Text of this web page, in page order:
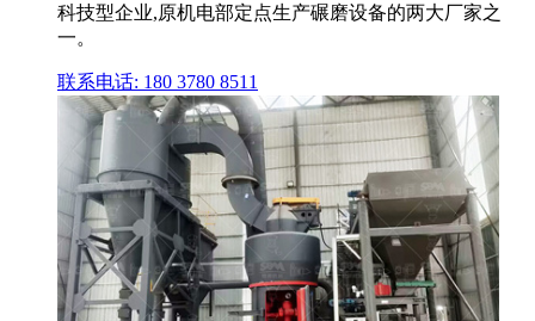
科技型企业,原机电部定点生产碾磨设备的两大厂家之
一。
联系电话: 180 3780 8511